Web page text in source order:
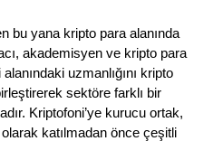
bu yana kripto para alanında
akademisyen ve kripto para
uzmanlığını kripto
sektöre farklı bir
Kriptofoni’ye kurucu ortak,
katılmadan önce çeşitli